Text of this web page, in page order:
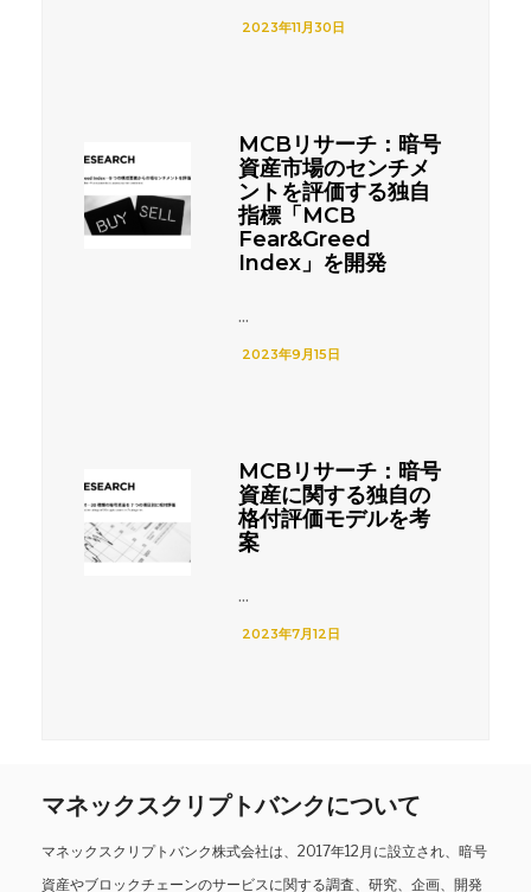
2023年11月30日
MCBリサーチ：暗号
資産市場のセンチメ
ントを評価する独自
指標「MCB
Fear&Greed
Index」を開発
...
2023年9月15日
MCBリサーチ：暗号
資産に関する独自の
格付評価モデルを考
案
...
2023年7月12日
マネックスクリプトバンクについて
マネックスクリプトバンク株式会社は、2017年12月に設立され、暗号
資産やブロックチェーンのサービスに関する調査、研究、企画、開発